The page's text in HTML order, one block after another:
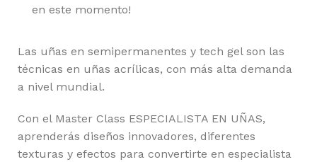
en este momento!
Las uñas en semipermanentes y tech gel son las
técnicas en uñas acrílicas, con más alta demanda
a nivel mundial.
Con el Master Class ESPECIALISTA EN UÑAS,
aprenderás diseños innovadores, diferentes
texturas y efectos para convertirte en especialista